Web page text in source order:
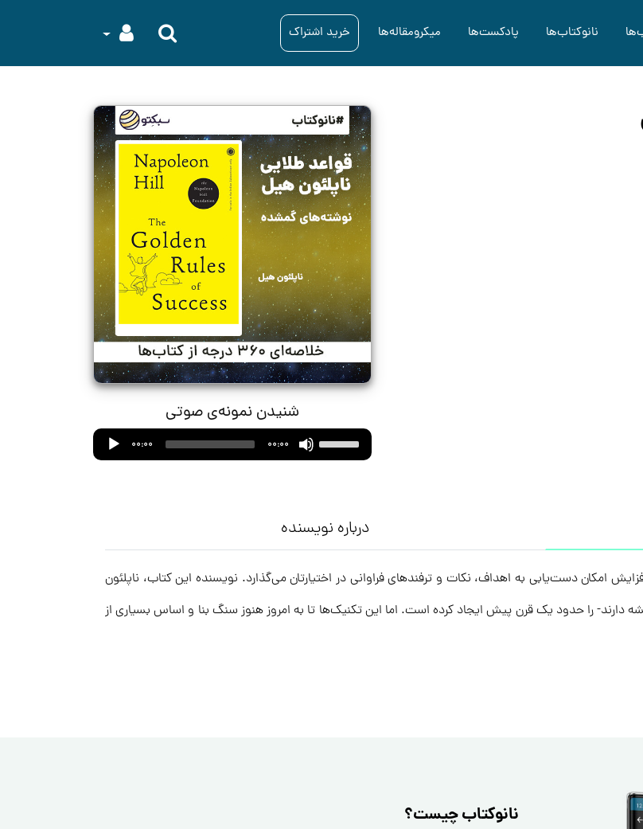
نانوکتاب‌ها پادکست‌ها میکرومقاله‌ها خرید اشتراک
شنیدن نمونه‌ی صوتی
Audio
Player
00:00 00:00
Use
Up/Down
to
increase
decrease
volume.
درباره نویسنده
امکان دست‌یابی به اهداف‌، نکات و ترفندهای فراوانی در اختیارتان می‌گذارد. نویسنده این کتاب، ناپلئون
را حدود یک قرن پیش ایجاد کرده است. اما این تکنیک‌ها تا به امروز هنوز سنگ بنا و اساس بسیاری از
نانوکتاب چیست؟